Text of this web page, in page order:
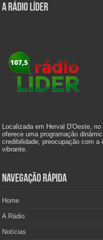
A Rádio Líder
Localizada em Herval D'Oeste,
oferece uma programação
credibilidade, preocupação com
vibrante.
Navegação Rápida
Home
A Rádio
Notícias